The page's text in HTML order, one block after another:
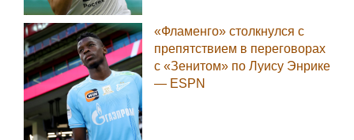
«Фламенго» столкнулся с
препятствием в переговорах
с «Зенитом» по Луису Энрике
— ESPN